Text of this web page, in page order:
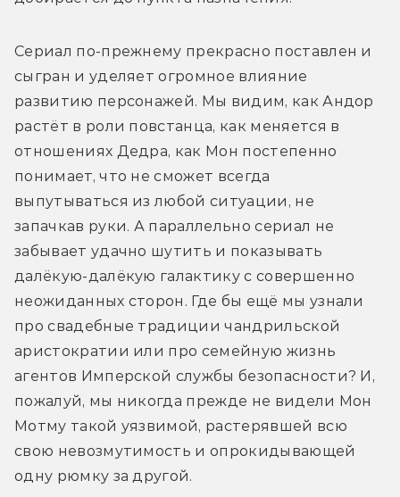
Сериал по-прежнему прекрасно поставлен и
сыгран и уделяет огромное влияние
развитию персонажей. Мы видим, как Андор
растёт в роли повстанца, как меняется в
отношениях Дедра, как Мон постепенно
понимает, что не сможет всегда
выпутываться из любой ситуации, не
запачкав руки. А параллельно сериал не
забывает удачно шутить и показывать
далёкую-далёкую галактику с совершенно
неожиданных сторон. Где бы ещё мы узнали
про свадебные традиции чандрильской
аристократии или про семейную жизнь
агентов Имперской службы безопасности? И,
пожалуй, мы никогда прежде не видели Мон
Мотму такой уязвимой, растерявшей всю
свою невозмутимость и опрокидывающей
одну рюмку за другой.